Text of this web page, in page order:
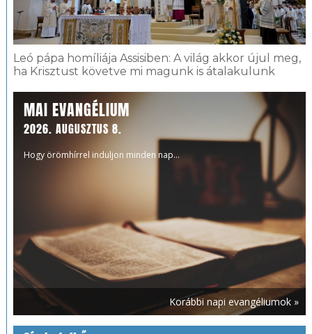
Leó pápa homíliája Assisiben: A világ akkor újul meg,
ha Krisztust követve mi magunk is átalakulunk
MAI EVANGÉLIUM
2026. AUGUSZTUS 8.
Hogy örömhírrel induljon minden nap...
Korábbi napi evangéliumok »